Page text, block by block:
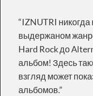
“IZNUTRI
выдержаном
Hard Rock до
альбом! Здесь
взгляд может
альбомов.”